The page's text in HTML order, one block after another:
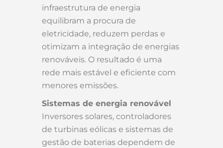
infraestrutura de energia
equilibram a procura de
eletricidade, reduzem perdas e
otimizam a integração de energias
renováveis. O resultado é uma
rede mais estável e eficiente com
menores emissões.
Sistemas de energia renovável
Inversores solares, controladores
de turbinas eólicas e sistemas de
gestão de baterias dependem de